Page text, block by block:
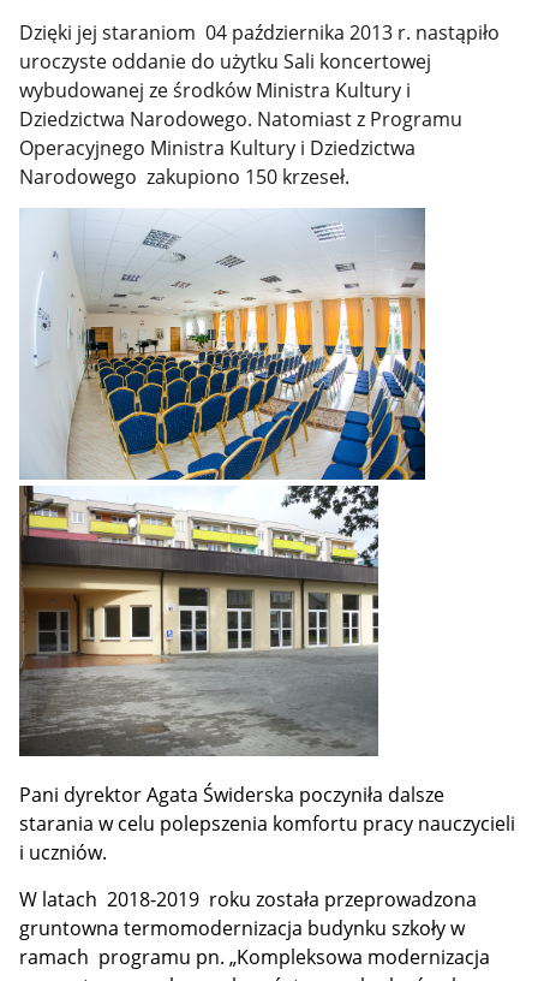
Dzięki jej staraniom 04 października 2013 r. nastąpiło
uroczyste oddanie do użytku Sali koncertowej
wybudowanej ze środków Ministra Kultury i
Dziedzictwa Narodowego. Natomiast z Programu
Operacyjnego Ministra Kultury i Dziedzictwa
Narodowego zakupiono 150 krzeseł.
Pani dyrektor Agata Świderska poczyniła dalsze
starania w celu polepszenia komfortu pracy nauczycieli
i uczniów.
W latach 2018-2019 roku została przeprowadzona
gruntowna termomodernizacja budynku szkoły w
ramach programu pn. „Kompleksowa modernizacja